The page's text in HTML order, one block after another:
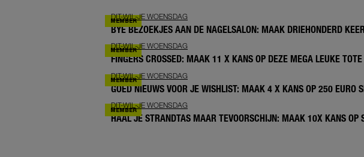
DIT-WIL-JE WOENSDAG
BYE BEZOEKJES AAN DE NAGELSALON: MAAK DRIEHONDERD
DIT-WIL-JE WOENSDAG
FINGERS CROSSED: MAAK 11 X KANS OP DEZE MEGA LEUKE
DIT-WIL-JE WOENSDAG
GOED NIEUWS VOOR JE WISHLIST: MAAK 4 X KANS OP 250 EURO
DIT-WIL-JE WOENSDAG
HAAL JE STRANDTAS MAAR TEVOORSCHIJN: MAAK 10X KANS OP